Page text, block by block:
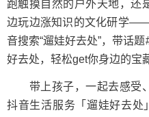
跑触摸自然的户外天地，还
边玩边涨知识的文化研学
音搜索“遛娃好去处”，带话
好去处，轻松get你身边的宝
带上孩子，一起去感受、
抖音生活服务「遛娃好去处